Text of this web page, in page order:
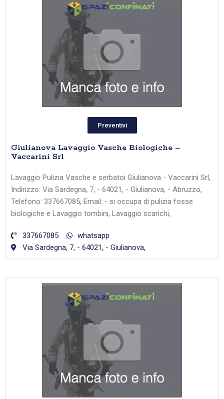
Preventivi
Giulianova Lavaggio Vasche Biologiche –
Vaccarini Srl
Lavaggio Pulizia Vasche e serbatoi Giulianova - Vaccarini Srl,
Indirizzo: Via Sardegna, 7, - 64021, - Giulianova, - Abruzzo,
Telefono: 337667085, Email: - si occupa di pulizia fosse
biologiche e Lavaggio tombini, Lavaggio scarichi,
337667085
whatsapp
Via Sardegna, 7, - 64021, - Giulianova,